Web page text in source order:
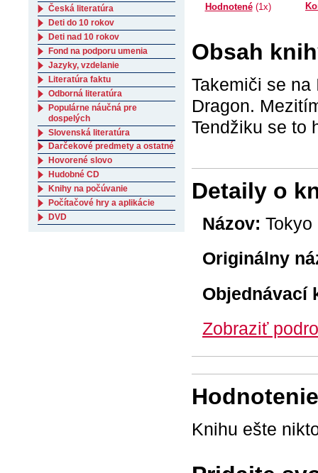
Hodnotené(1x)
Obsah
Takemiči se
Dragon.
Tendžiku se to
Detaily o
Názov:
Originálny
Objednávací
Zobraziť
Knihu ešte
Česká literatúra
Deti do 10 rokov
Deti nad 10 rokov
Fond na podporu umenia
Jazyky, vzdelanie
Literatúra faktu
Odborná literatúra
Populárne náučná pre
dospelých
Slovenská literatúra
Darčekové predmety a ostatné
Hovorené slovo
Hudobné CD
Knihy na počúvanie
Počítačové hry a aplikácie
DVD